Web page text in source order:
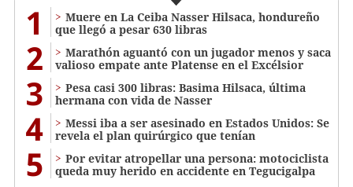
1
Muere en La Ceiba Nasser Hilsaca, hondureño
que llegó a pesar 630 libras
2
Marathón aguantó con un jugador menos y saca
valioso empate ante Platense en el Excélsior
3
Pesa casi 300 libras: Basima Hilsaca, última
hermana con vida de Nasser
4
Messi iba a ser asesinado en Estados Unidos: Se
revela el plan quirúrgico que tenían
5
Por evitar atropellar una persona: motociclista
queda muy herido en accidente en Tegucigalpa